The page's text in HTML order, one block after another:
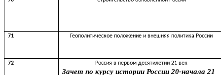
71 Геополитическое положение и внешняя политика России
72 Россия в первом десятилетии 21 век
Зачет по курсу истории России 20-начала 21